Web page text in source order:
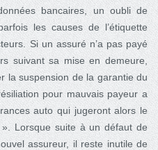
bancaires, un oubli de
les causes de l’étiquette
Si un assuré n’a pas payé
suivant sa mise en demeure,
la suspension de la garantie du
pour mauvais payeur a
auto qui jugeront alors le
Lorsque suite à un défaut de
assureur, il reste inutile de